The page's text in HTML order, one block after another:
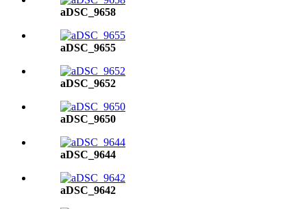
aDSC_9658
aDSC_9655
aDSC_9652
aDSC_9650
aDSC_9644
aDSC_9642